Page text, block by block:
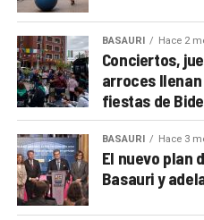
BASAURI Hace 2
Conciertos,
arroces
fiestas de
BASAURI Hace 3
El nuevo plan
Basauri y